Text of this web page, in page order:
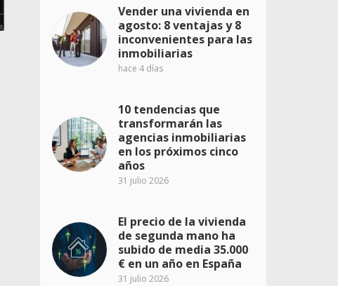
Vender una vivienda en
agosto: 8 ventajas y 8
inconvenientes para las
inmobiliarias
hace 4 días
10 tendencias que
transformarán las
agencias inmobiliarias
en los próximos cinco
años
31 julio 2026
El precio de la vivienda
de segunda mano ha
subido de media 35.000
€ en un año en España
31 julio 2026